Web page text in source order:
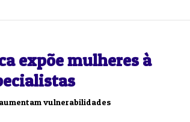
expõe mulheres à
vulnerabilidades